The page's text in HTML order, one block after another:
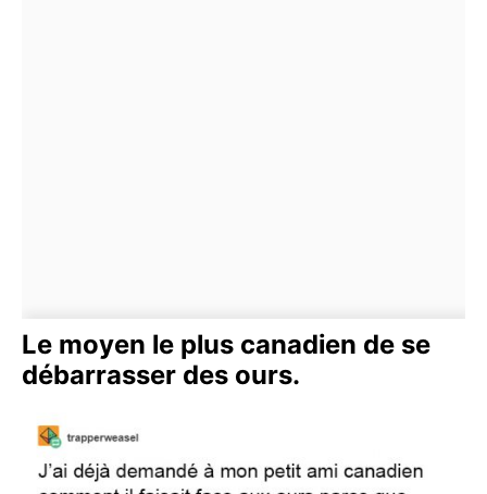
Le moyen le plus canadien de se
débarrasser des ours.